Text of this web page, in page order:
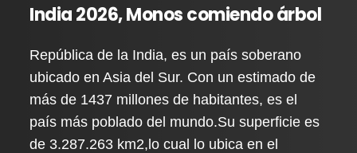
India 2026, Monos comiendo árbol
República de la India, es un país soberano
ubicado en Asia del Sur. Con un estimado de
más de 1437 millones de habitantes, es el
país más poblado del mundo.Su superficie es
de 3.287.263 km2,lo cual lo ubica en el